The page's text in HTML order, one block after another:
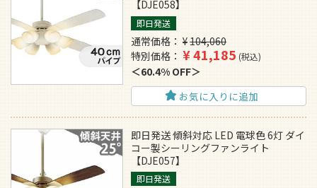
【DJE058】
即日発送
通常価格 ¥104,060
特別価格
¥41,185 税込
60.4% OFF
お気に入りに追加
即日発送 傾斜対応 LED 電球色 6灯 ダイ
コー製シーリングファンライト
【DJE057】
即日発送